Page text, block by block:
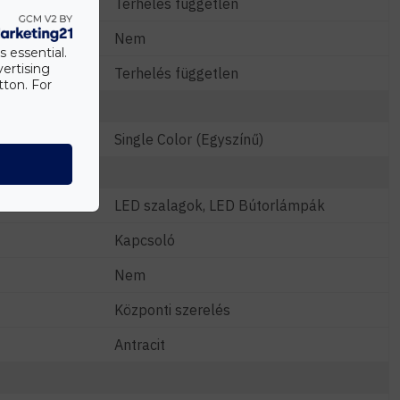
Terhelés független
Nem
Terhelés független
Single Color (Egyszínű)
LED szalagok, LED Bútorlámpák
Kapcsoló
Nem
Központi szerelés
Antracit
essential.
For